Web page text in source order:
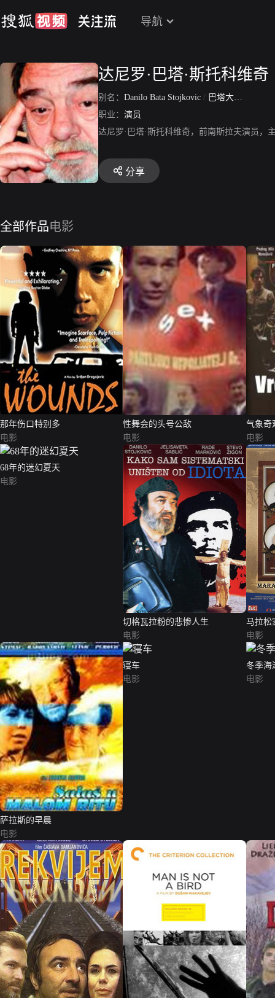
导航
达尼罗·巴塔·斯托科维奇
别名： Danilo Bata Stojkovic / 巴塔大叔
职业： 演员
达尼罗·巴塔·斯托科维奇，前南斯拉夫演员，
分享
全部作品电影
那年伤口特别多
电影
性舞会的头号公敌
电影
气象奇
电影
68年的迷幻夏天
电影
切格瓦拉粉的悲惨人生
电影
马拉松
电影
萨拉斯的早晨
电影
寝车
电影
冬季海
电影